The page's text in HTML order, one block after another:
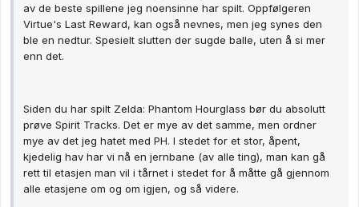
av de beste spillene jeg noensinne har spilt. Oppfølgeren
Virtue's Last Reward, kan også nevnes, men jeg synes den
ble en nedtur. Spesielt slutten der sugde balle, uten å si mer
enn det.
Siden du har spilt Zelda: Phantom Hourglass bør du absolutt
prøve Spirit Tracks. Det er mye av det samme, men ordner
mye av det jeg hatet med PH. I stedet for et stor, åpent,
kjedelig hav har vi nå en jernbane (av alle ting), man kan gå
rett til etasjen man vil i tårnet i stedet for å måtte gå gjennom
alle etasjene om og om igjen, og så videre.